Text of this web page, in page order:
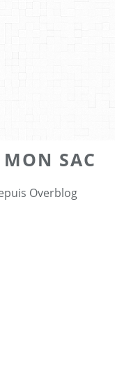
SAC
Overblog